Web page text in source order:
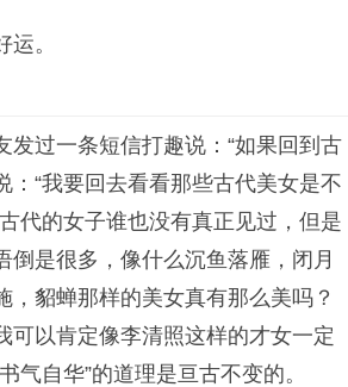
。
过一条短信打趣说：“如果回到古
：“我要回去看看那些古代美女是不
代的女子谁也没有真正见过，但是
倒是很多，像什么沉鱼落雁，闭月
，貂蝉那样的美女真有那么美吗？
可以肯定像李清照这样的才女一定
气自华”的道理是亘古不变的。